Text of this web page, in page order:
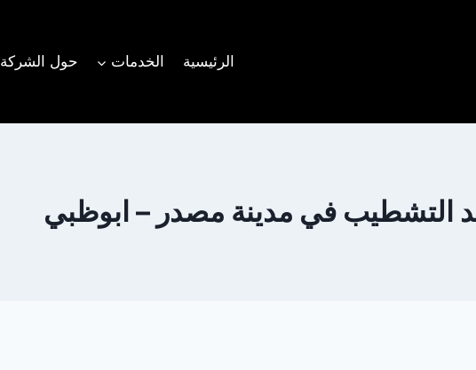
الرئيسية الخدمات حول الشركة
التشطيب في مدينة مصدر – ابوظبي